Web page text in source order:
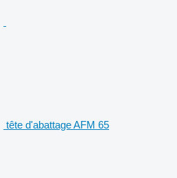
tête d'abattage AFM 65